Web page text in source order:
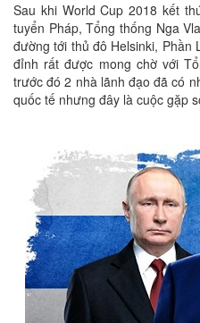
Sau khi World Cup 2018 kết
tuyển Pháp, Tổng thống Nga
đường tới thủ đô Helsinki, Phần
đỉnh rất được mong chờ với
trước đó 2 nhà lãnh đạo đã có
quốc tế nhưng đây là cuộc gặp